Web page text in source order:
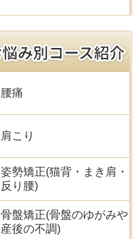
腰痛
肩こり
姿勢矯正(猫背・まき肩・
反り腰)
骨盤矯正(骨盤のゆがみや
産後の不調)